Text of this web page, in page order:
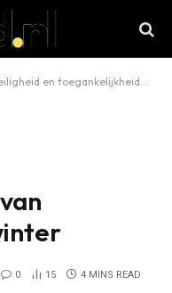
en toegankelijkheid van strooizout in de winter
0 15 4 MINS READ